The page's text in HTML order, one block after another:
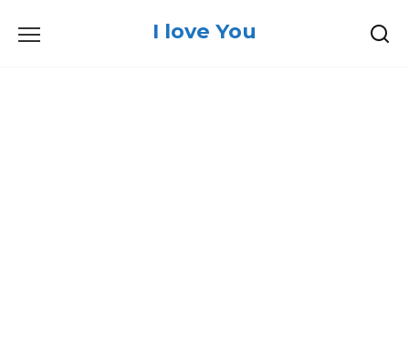
I love You